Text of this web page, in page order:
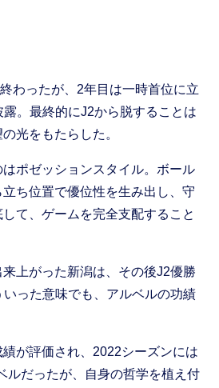
わったが、2年目は一時首位に立
。最終的にJ2から脱することは
光をもたらした。
ポゼッションスタイル。ボール
ち位置で優位性を生み出し、守
て、ゲームを完全支配すること
上がった新潟は、その後J2優勝
った意味でも、アルベルの功績
が評価され、2022シーズンには
ルだったが、自身の哲学を植え付